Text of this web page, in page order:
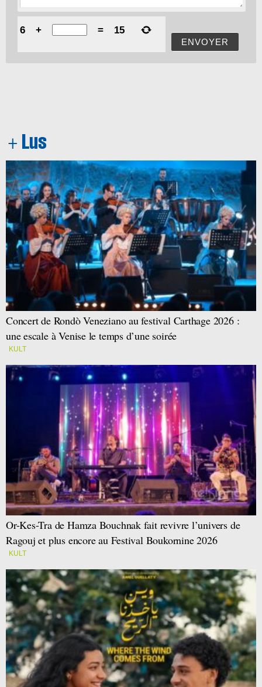
ENVOYER
6 + = 15
Concert de Rondò Veneziano au festival Carthage 2026 :
une escale à Venise le temps d’une soirée
KULT
Or-Kes-Tra de Hamza Bouchnak fait revivre l’univers de
Ragouj et plus encore au Festival Boukornine 2026
KULT